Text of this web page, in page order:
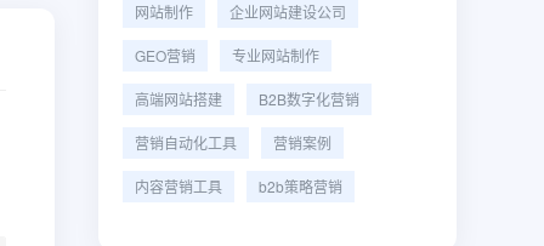
网站制作 企业网站建设公司
GEO营销 专业网站制作
高端网站搭建 B2B数字化营销
营销自动化工具 营销案例
内容营销工具 b2b策略营销